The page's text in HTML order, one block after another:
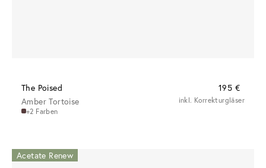
The Poised
195 €
Amber Tortoise
+2 Farben
inkl. Korrekturgläser
Acetate Renew